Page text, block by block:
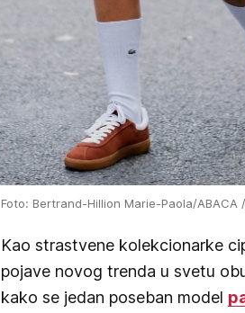
Foto: Bertrand-Hillion Marie-Paola/ABACA
Kao strastvene kolekcionarke
pojave novog trenda u svetu
kako se jedan poseban model